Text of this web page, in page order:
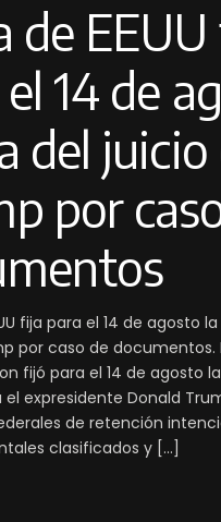
de
14 de
del
por
fija para el 14 de agosto
por caso de documentos.
fijó para el 14 de agosto
expresidente Donald
de retención
clasificados y […]